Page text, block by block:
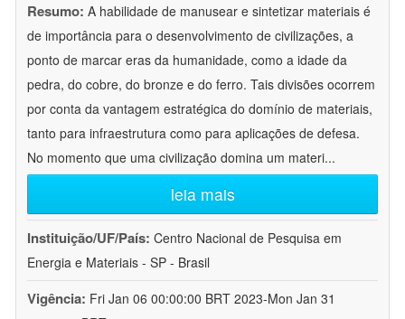
Resumo: A habilidade de manusear e sintetizar materiais é
de importância para o desenvolvimento de civilizações, a
ponto de marcar eras da humanidade, como a idade da
pedra, do cobre, do bronze e do ferro. Tais divisões ocorrem
por conta da vantagem estratégica do domínio de materiais,
tanto para infraestrutura como para aplicações de defesa.
No momento que uma civilização domina um materi...
leia mais
Instituição/UF/País: Centro Nacional de Pesquisa em
Energia e Materiais - SP - Brasil
Vigência: Fri Jan 06 00:00:00 BRT 2023-Mon Jan 31